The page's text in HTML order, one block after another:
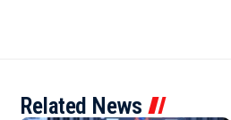
Related News